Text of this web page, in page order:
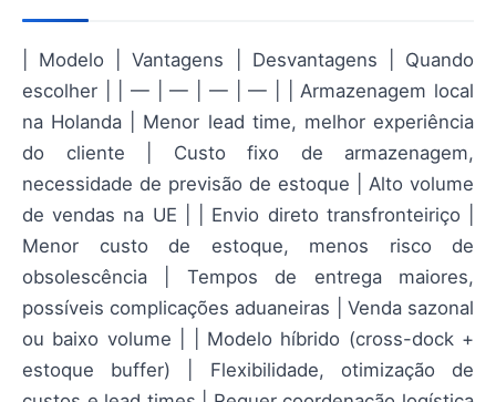
| Modelo | Vantagens | Desvantagens | Quando
escolher | | — | — | — | — | | Armazenagem local
na Holanda | Menor lead time, melhor experiência
do cliente | Custo fixo de armazenagem,
necessidade de previsão de estoque | Alto volume
de vendas na UE | | Envio direto transfronteiriço |
Menor custo de estoque, menos risco de
obsolescência | Tempos de entrega maiores,
possíveis complicações aduaneiras | Venda sazonal
ou baixo volume | | Modelo híbrido (cross-dock +
estoque buffer) | Flexibilidade, otimização de